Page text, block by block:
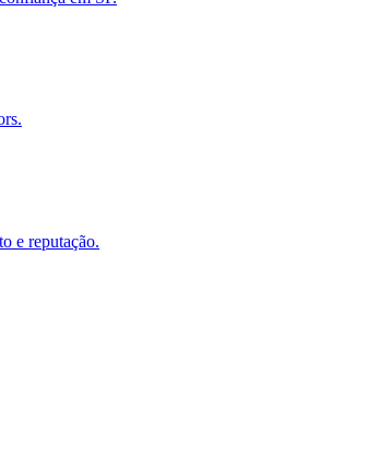
e reputação.